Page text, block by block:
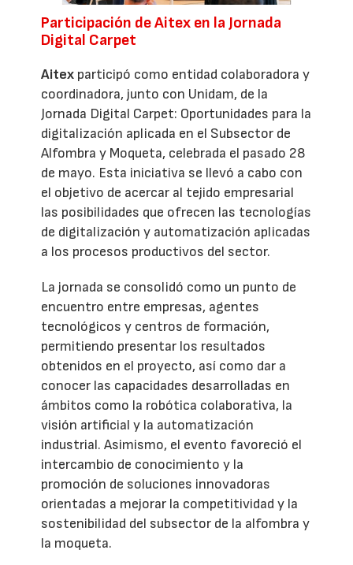
Participación de Aitex en la Jornada
Digital Carpet
Aitex participó como entidad colaboradora y
coordinadora, junto con Unidam, de la
Jornada Digital Carpet: Oportunidades para la
digitalización aplicada en el Subsector de
Alfombra y Moqueta, celebrada el pasado 28
de mayo. Esta iniciativa se llevó a cabo con
el objetivo de acercar al tejido empresarial
las posibilidades que ofrecen las tecnologías
de digitalización y automatización aplicadas
a los procesos productivos del sector.
La jornada se consolidó como un punto de
encuentro entre empresas, agentes
tecnológicos y centros de formación,
permitiendo presentar los resultados
obtenidos en el proyecto, así como dar a
conocer las capacidades desarrolladas en
ámbitos como la robótica colaborativa, la
visión artificial y la automatización
industrial. Asimismo, el evento favoreció el
intercambio de conocimiento y la
promoción de soluciones innovadoras
orientadas a mejorar la competitividad y la
sostenibilidad del subsector de la alfombra y
la moqueta.